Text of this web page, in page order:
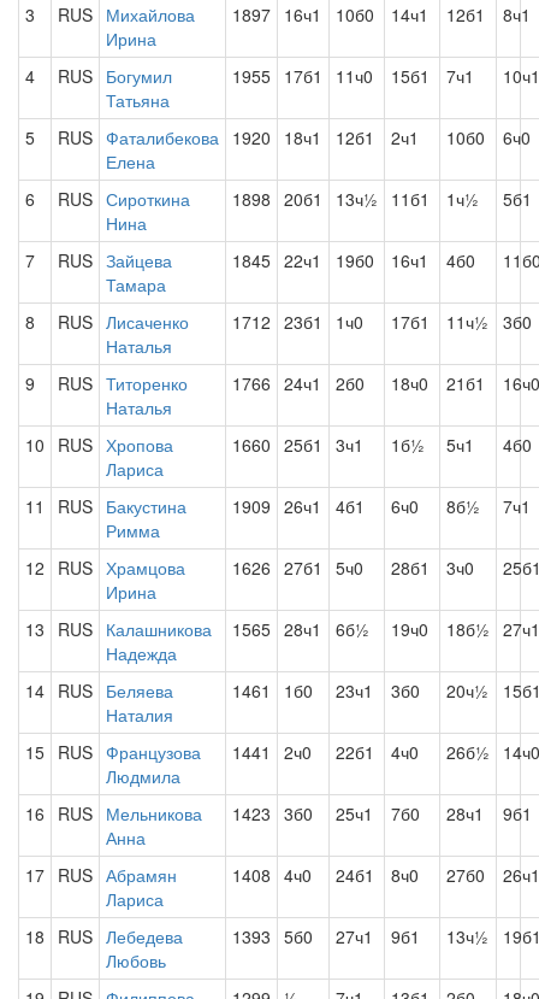
3 RUS Михайлова
Ирина
1897 16ч1 10б0 14ч1 12б1 8ч1
4 RUS Богумил
Татьяна
1955 17б1 11ч0 15б1 7ч1 10ч1
5 RUS Фаталибекова
Елена
1920 18ч1 12б1 2ч1 10б0 6ч0
6 RUS Сироткина
Нина
1898 20б1 13ч½ 11б1 1ч½ 5б1
7 RUS Зайцева
Тамара
1845 22ч1 19б0 16ч1 4б0
8 RUS Лисаченко
Наталья
1712 23б1 1ч0 17б1 11ч½ 3б0
9 RUS Титоренко
Наталья
1766 24ч1 2б0 18ч0 21б1 16ч0
10 RUS Хропова
Лариса
1660 25б1 3ч1 1б½ 5ч1 4б0
11 RUS Бакустина
Римма
1909 26ч1 4б1 6ч0 8б½ 7ч1
12 RUS Храмцова
Ирина
1626 27б1 5ч0 28б1 3ч0
13 RUS Калашникова
Надежда
1565 28ч1 6б½ 19ч0 18б½ 27ч1
14 RUS Беляева
Наталия
1461 1б0 23ч1 3б0 20ч½
15 RUS Французова
Людмила
1441 2ч0 22б1 4ч0 26б½ 14ч0
16 RUS Мельникова
Анна
1423 3б0 25ч1 7б0 28ч1 9б1
17 RUS Абрамян
Лариса
1408 4ч0 24б1 8ч0 27б0 26ч1
18 RUS Лебедева
Любовь
1393 5б0 27ч1 9б1 13ч½